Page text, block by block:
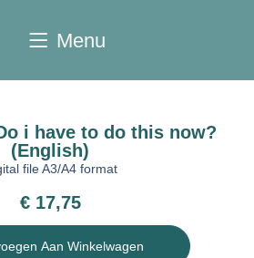
Menu
i have to do this now?
(English)
file A3/A4 format
€17,75
Aan Winkelwagen